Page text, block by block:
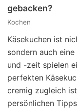
gebacken?
Kochen
Käsekuchen ist
sondern auch
und -zeit spielen
perfekten
cremig zugleich
persönlichen